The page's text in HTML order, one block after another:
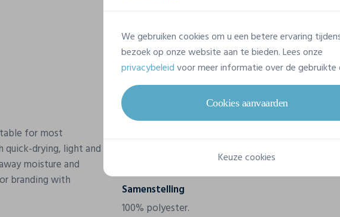
for most
drying, light and
moisture and
branding with
Eigenschappen
Samenstelling
100% polyester.
We gebruiken cookies om u een betere ervaring
bezoek op onze website aan te bieden. Lees onze
privacybeleidvoor meer informatie over de gebruikte
Cookies aanvaarden
Keuze cookies